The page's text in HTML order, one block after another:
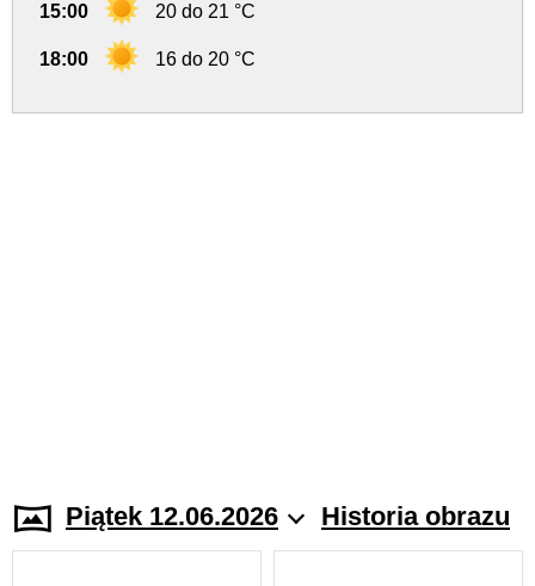
15:00 20 do 21 °C
18:00 16 do 20 °C
Piątek 12.06.2026 Historia obrazu